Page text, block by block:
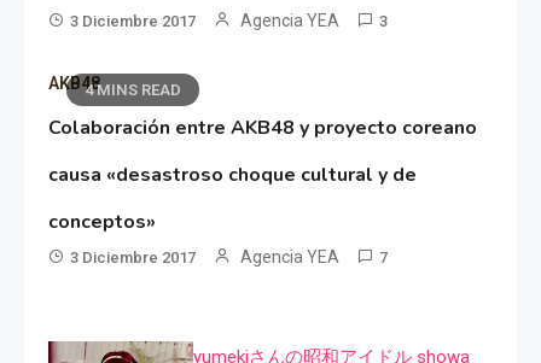
3 Diciembre 2017 Agencia YEA 3
4 MINS READ
AKB48
Colaboración entre AKB48 y proyecto coreano
causa «desastroso choque cultural y de
conceptos»
3 Diciembre 2017 Agencia YEA 7
yumekiさんの昭和アイドル showa